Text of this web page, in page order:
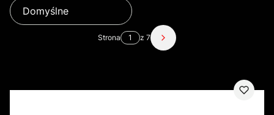
Domyślne
Strona z 7 Następne produkty